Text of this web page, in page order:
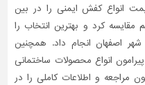
انواع کفش ایمنی را در بین
کرد و بهترین انتخاب را
اصفهان انجام داد. همچنین
انواع محصولات ساختمانی
و اطلاعات کاملی را در